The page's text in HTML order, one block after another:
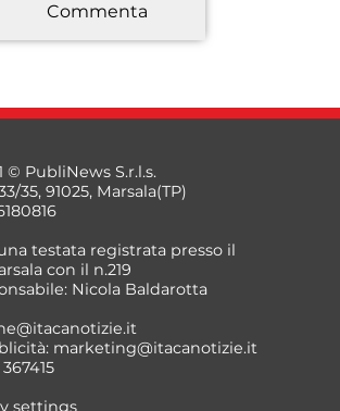
*
Commenta
© PubliNews S.r.l.s.
35, 91025, Marsala(TP)
testata registrata presso il
con il n.219
Nicola Baldarotta
marketing@itacanotizie.it
settings